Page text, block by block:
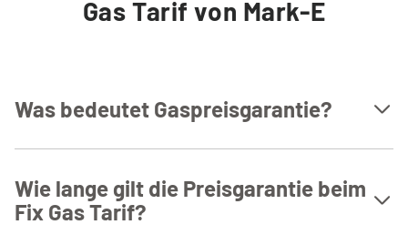
Gas Tarif von Mark-E
Was bedeutet Gaspreisgarantie?
Bei Gas garantiert Mark-E die Nettopreise bis zum Ablauf
der vertraglich vereinbarten Preisgarantiezeit.
Wie lange gilt die Preisgarantie beim
Fix Gas Tarif?